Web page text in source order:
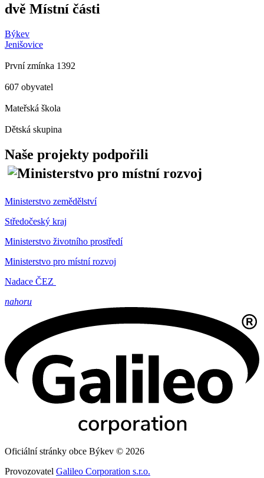
dvě Místní části
Býkev
Jenišovice
První zmínka 1392
607 obyvatel
Mateřská škola
Dětská skupina
Naše projekty podpořili
Ministerstvo zemědělství
Středočeský kraj
Ministerstvo životního prostředí
Ministerstvo pro místní rozvoj
Nadace ČEZ
nahoru
Oficiální stránky obce Býkev © 2026
Provozovatel Galileo Corporation s.r.o.